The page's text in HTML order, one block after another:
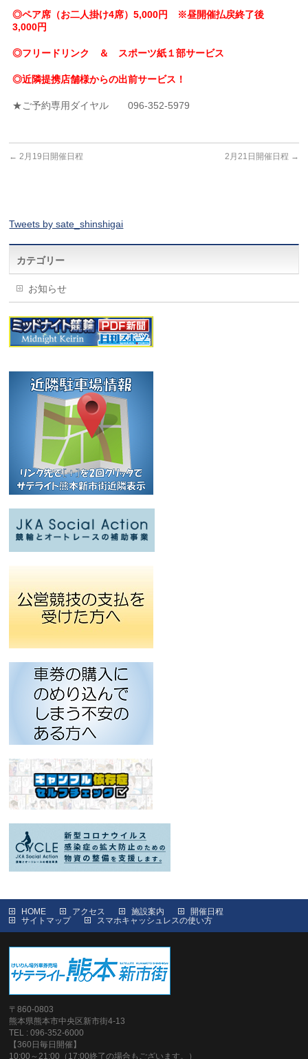
◎ペア席（お二人掛け4席）5,000円 ※昼開催払戻終了後
3,000円
◎フリードリンク ＆ スポーツ紙１部サービス
◎近隣提携店舗様からの出前サービス！
★ご予約専用ダイヤル 096-352-5979
← 2月19日開催日程 2月21日開催日程 →
Tweets by sate_shinshigai
カテゴリー
お知らせ
HOME アクセス 施設案内
開催日程
サイトマップ
スマホキャッシュレスの使い方
〒860-0803
熊本県熊本市中央区新市街4-13
TEL : 096-352-6000
【360日毎日開催】
10:00～21:00（17:00終了の場合もございます。）